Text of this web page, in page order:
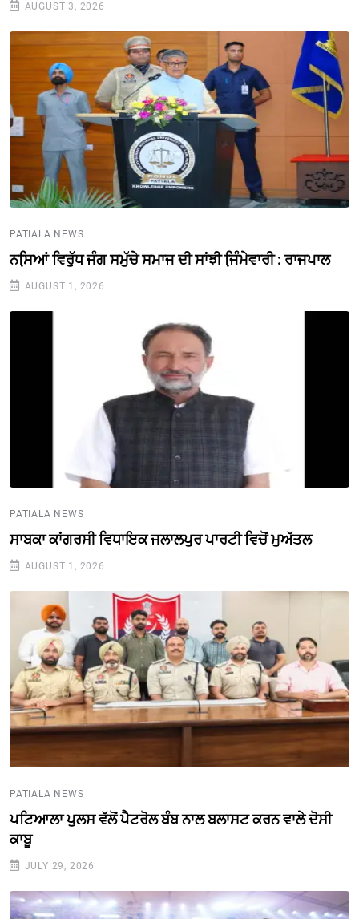
AUGUST 3, 2026
PATIALA NEWS
ਨਸਿ਼ਆਂ ਵਿਰੁੱਧ ਜੰਗ ਸਮੁੱਚੇ ਸਮਾਜ ਦੀ ਸਾਂਝੀ ਜਿ਼ੰਮੇਵਾਰੀ : ਰਾਜਪਾਲ
AUGUST 1, 2026
PATIALA NEWS
ਸਾਬਕਾ ਕਾਂਗਰਸੀ ਵਿਧਾਇਕ ਜਲਾਲਪੁਰ ਪਾਰਟੀ ਵਿਚੋਂ ਮੁਅੱਤਲ
AUGUST 1, 2026
PATIALA NEWS
ਪਟਿਆਲਾ ਪੁਲਸ ਵੱਲੋਂ ਪੈਟਰੋਲ ਬੰਬ ਨਾਲ ਬਲਾਸਟ ਕਰਨ ਵਾਲੇ ਦੋਸੀ
ਕਾਬੂ
JULY 29, 2026